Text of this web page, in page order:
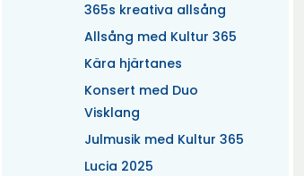
365s kreativa allsång
Allsång med Kultur 365
Kära hjärtanes
Konsert med Duo
Visklang
Julmusik med Kultur 365
Lucia 2025